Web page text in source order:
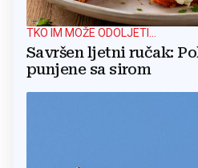
TKO IM MOŽE ODOLJETI...
Savršen ljetni ručak:
punjene sa sirom